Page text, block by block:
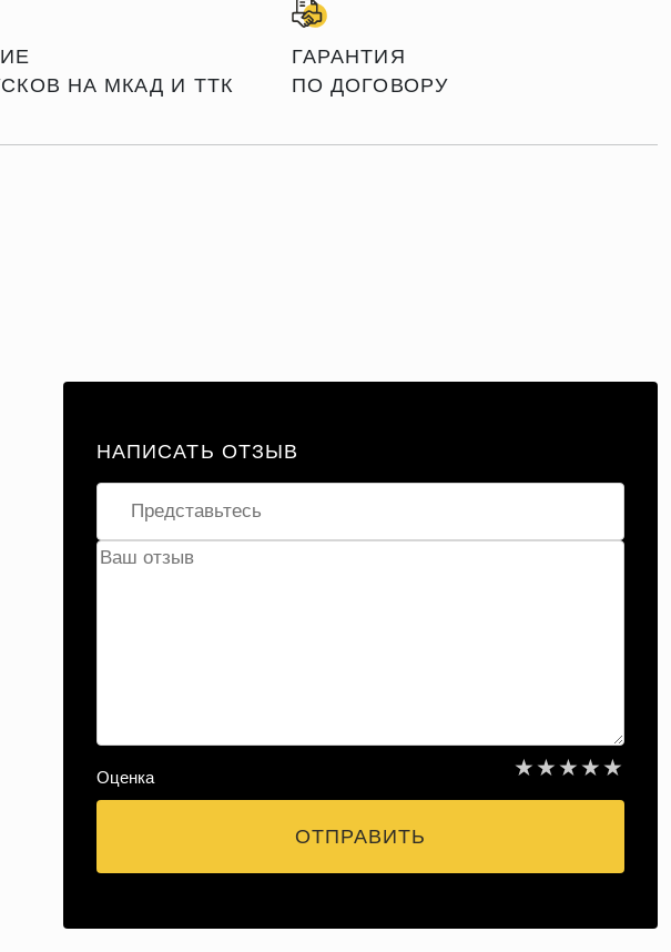
НА МКАД И ТТК
ГАРАНТИЯ
ПО ДОГОВОРУ
НАПИСАТЬ ОТЗЫВ
Оценка ★
★
★
★
★
ОТПРАВИТЬ